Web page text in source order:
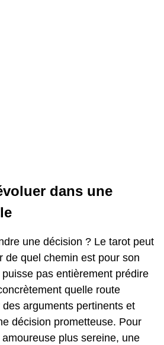
dans une
une décision ? Le tarot peut
de quel chemin est pour son
pas entièrement prédire
quelle route
arguments pertinents et
décision prometteuse. Pour
plus sereine, une